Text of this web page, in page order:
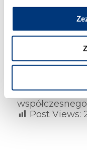
Porozumienie
uczelni, której
akademickiej
zawodowym
Post Views: